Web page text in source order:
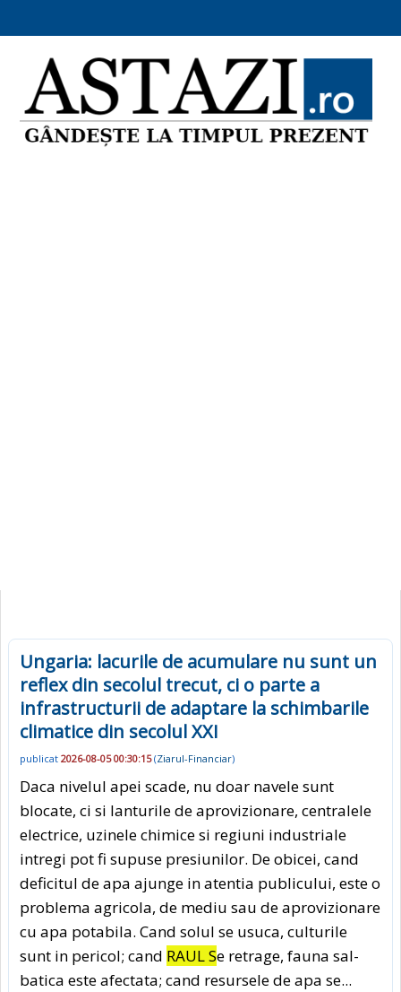
Ungaria: lacurile de acumulare nu sunt un
reflex din secolul trecut, ci o parte a
infrastructurii de adaptare la schimbarile
climatice din secolul XXI
publicat 2026-08-05 00:30:15(Ziarul-Financiar)
Daca nivelul apei scade, nu doar navele sunt
blocate, ci si lanturile de aprovizionare, centralele
electrice, uzinele chimice si regiuni industriale
intregi pot fi supuse presiunilor. De obicei, cand
deficitul de apa ajunge in atentia publicului, este o
problema agricola, de mediu sau de aprovizionare
cu apa potabila. Cand solul se usuca, culturile
sunt in peri­col; cand RAUL Se retrage, fauna sal­
batica este afectata; cand resursele de apa se...